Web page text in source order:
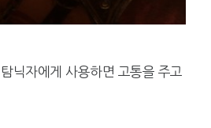
닉자에게 사용하면 고통을 주고